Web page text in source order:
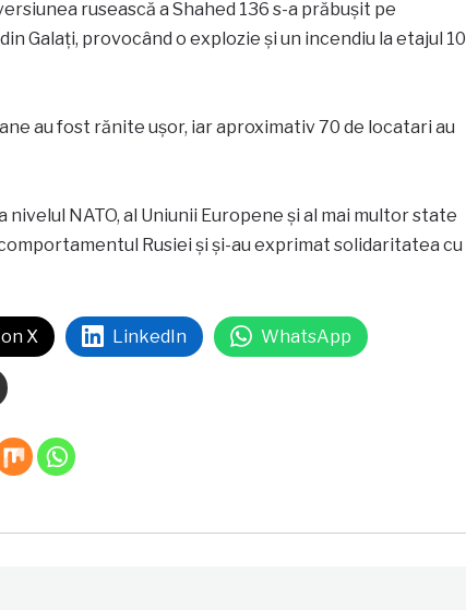
rusească a Shahed 136 s-a prăbușit pe
Galați, provocând o explozie și un incendiu la etajul 10
au fost rănite ușor, iar aproximativ 70 de locatari au
nivelul NATO, al Uniunii Europene și al mai multor state
Rusiei și și-au exprimat solidaritatea cu
X LinkedIn WhatsApp